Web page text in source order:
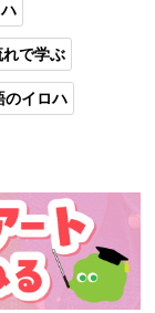
で学ぶ
のイロハ